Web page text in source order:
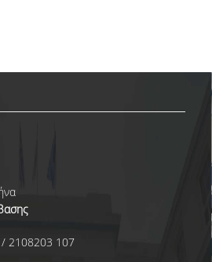
ΔΥΝΑΜΙΚΟ
/ ΕΡΕΥΝΗΤΙΚΟΙ
ΔΙΔΑΣΚΟΝΤΕΣ
2108203 107